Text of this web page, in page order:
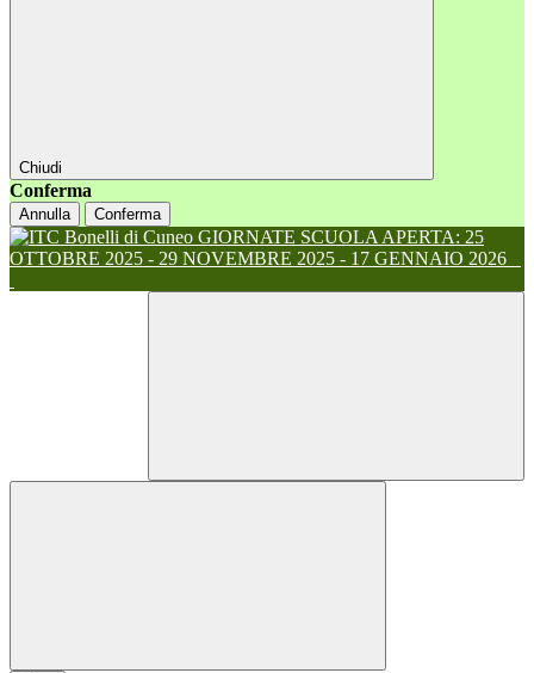
Chiudi
Conferma
Annulla Conferma
GIORNATE SCUOLA APERTA: 25
OTTOBRE 2025 - 29 NOVEMBRE 2025 - 17 GENNAIO 2026